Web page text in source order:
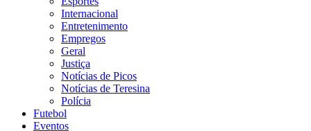
Internacional
Entretenimento
Empregos
Geral
Justiça
Notícias de Picos
Notícias de Teresina
Polícia
Futebol
Eventos